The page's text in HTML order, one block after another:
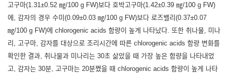
고구마(1.31±0.52 ㎎/100 g FW)보다 호박고구마(1.42±0.39 ㎎/100 g FW)
에, 감자의 경우 수미(0.09±0.03 ㎎/100 g FW)보다 로즈밸리(0.37±0.07
㎎/100 g FW)에 chlorogenic acids 함량이 높게 나타났다. 또한 취나물, 미나
리, 고구마, 감자를 대상으로 조리시간에 따른 chlorogenic acids 함량 변화를
확인한 결과, 취나물과 미나리는 30초 삶았을 때 가장 높은 함량을 나타내었
고, 감자는 30분, 고구마는 20분쪘을 때 chlorogenic acids 함량이 높게 나타